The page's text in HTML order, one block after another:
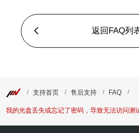
返回FAQ列
支持首页 售后支持 FAQ
我的光盘丢失或忘记了密码，导致无法访问测